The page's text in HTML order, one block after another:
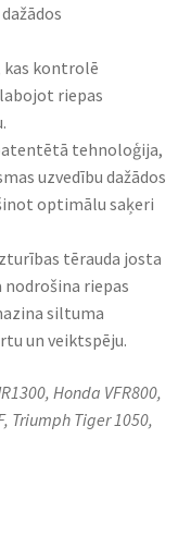
kas kontrolē
riepas
tehnoloģija,
uzvedību dažādos
optimālu saķeri
tērauda josta
riepas
siltuma
un veiktspēju.​
Honda VFR800,
Triumph Tiger 1050,